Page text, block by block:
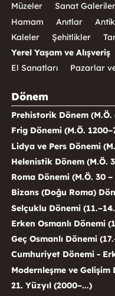
Müzeler
Sanat
Hamam
Anıtlar
Kaleler
Şehitlikler
Yerel Yaşam ve Alışveriş
El Sanatları
Pazarlar
Dönem
Prehistorik Dönem (M.Ö.
Frig Dönemi (M.Ö.
Lidya ve Pers Dönemi
Helenistik Dönem (M.Ö.
Roma Dönemi (M.Ö. 30
Bizans (Doğu Roma)
Selçuklu Dönemi
Erken Osmanlı Dönemi
Geç Osmanlı Dönemi
Cumhuriyet Dönemi -
Modernleşme ve Gelişim
21. Yüzyıl (2000–...)